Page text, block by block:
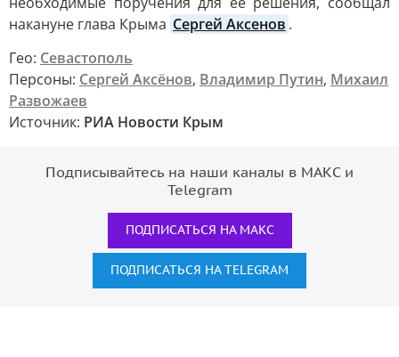
накануне глава Крыма Сергей Аксенов .
Гео: Севастополь
Персоны: Сергей Аксёнов, Владимир Путин, Михаил
Развожаев
Источник: РИА Новости Крым
Подписывайтесь на наши каналы в МАКС и
Telegram
ПОДПИСАТЬСЯ НА МАКС
ПОДПИСАТЬСЯ НА TELEGRAM